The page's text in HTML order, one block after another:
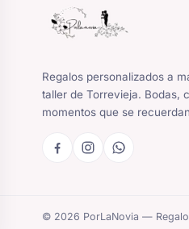
Regalos personalizados a
taller de Torrevieja. Bodas,
momentos que se
© 2026 PorLaNovia —